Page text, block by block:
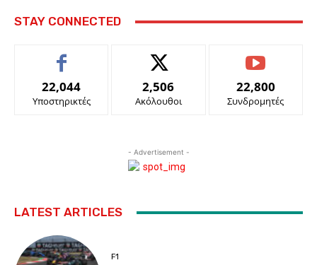
STAY CONNECTED
22,044
Υποστηρικτές
2,506
Ακόλουθοι
22,800
Συνδρομητές
- Advertisement -
LATEST ARTICLES
F1